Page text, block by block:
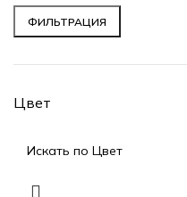
ФИЛЬТРАЦИЯ
Цвет